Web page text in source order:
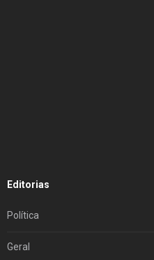
Editorias
Política
Geral